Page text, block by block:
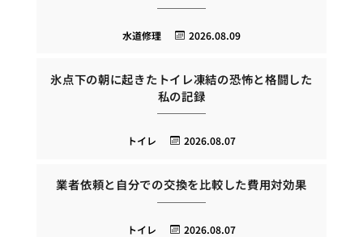
2026.08.09
水道修理
氷点下の朝に起きたトイレ凍結の恐怖と格闘した
私の記録
2026.08.07
トイレ
業者依頼と自分での交換を比較した費用対効果
2026.08.07
トイレ